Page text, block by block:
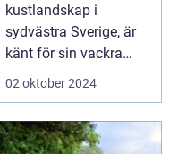
kustlandskap i
sydvästra Sverige, är
känt för sin vackra
natur, långa
02 oktober 2024